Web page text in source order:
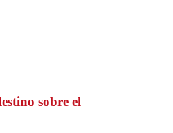
sobre el